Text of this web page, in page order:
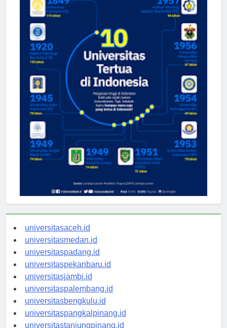
universitasaceh.id
universitasmedan.id
universitaspadang.id
universitaspekanbaru.id
universitasjambi.id
universitaspalembang.id
universitasbengkulu.id
universitaspangkalpinang.id